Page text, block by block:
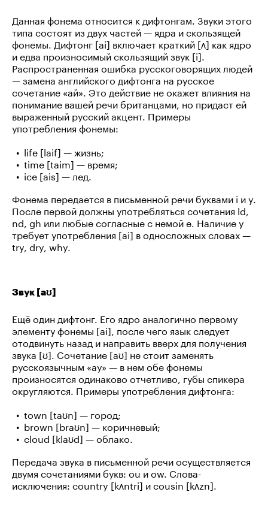
Данная фонема относится к дифтонгам. Звуки этого
типа состоят из двух частей — ядра и скользящей
фонемы. Дифтонг [ai] включает краткий [ʌ] как ядро
и едва произносимый скользящий звук [i].
Распространенная ошибка русскоговорящих людей
— замена английского дифтонга на русское
сочетание «ай». Это действие не окажет влияния на
понимание вашей речи британцами, но придаст ей
выраженный русский акцент. Примеры
употребления фонемы:
life [laif] — жизнь;
time [taim] — время;
ice [ais] — лед.
Фонема передается в письменной речи буквами i и y.
После первой должны употребляться сочетания ld,
nd, gh или любые согласные с немой e. Наличие y
требует употребления [ai] в односложных словах —
try, dry, why.
Звук [aʊ]
Ещё один дифтонг. Его ядро аналогично первому
элементу фонемы [ai], после чего язык следует
отодвинуть назад и направить вверх для получения
звука [ʊ]. Сочетание [aʊ] не стоит заменять
русскоязычным «ау» — в нем обе фонемы
произносятся одинаково отчетливо, губы спикера
округляются. Примеры употребления дифтонга:
town [taʊn] — город;
brown [braʊn] — коричневый;
cloud [klaʊd] — облако.
Передача звука в письменной речи осуществляется
двумя сочетаниями букв: ou и ow. Слова-
исключения: country [kʌntri] и cousin [kʌzn].